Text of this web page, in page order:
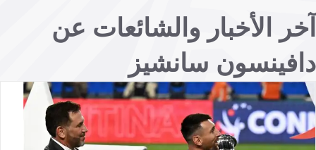
آخر الأخبار والشائعات عن
دافينسون سانشيز